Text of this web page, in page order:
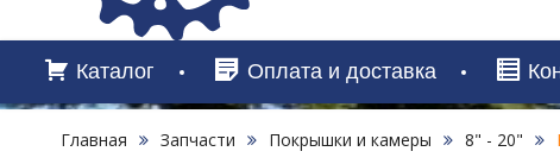
Каталог Оплата и доставка
Главная Запчасти Покрышки и камеры 8" - 20"